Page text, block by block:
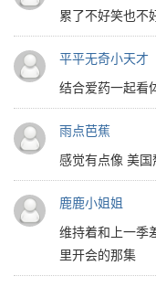
累了不好笑也不
平平无奇小天才
结合爱药一起看
雨点芭蕉
感觉有点像 美
鹿鹿小姐姐
维持着和上一季
里开会的那集